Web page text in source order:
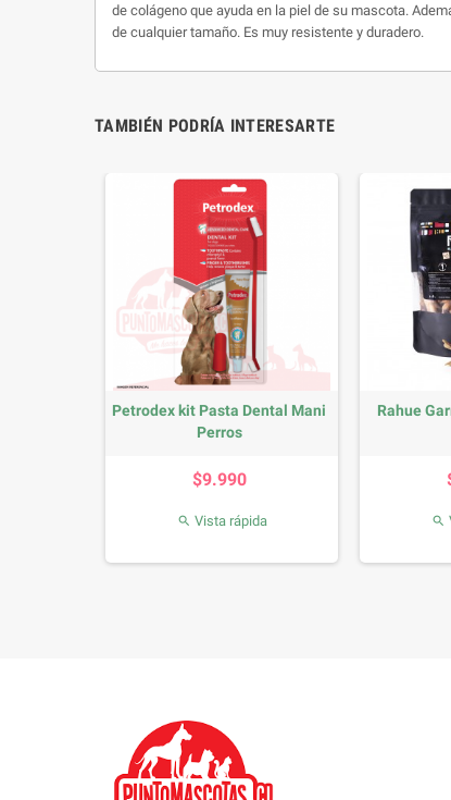
de colágeno que ayuda en la piel de su mascota.
de cualquier tamaño. Es muy resistente y duradero.
TAMBIÉN PODRÍA INTERESARTE
Petrodex kit Pasta Dental Mani
Perros
$9.990
 Vista rápida
Rahue
